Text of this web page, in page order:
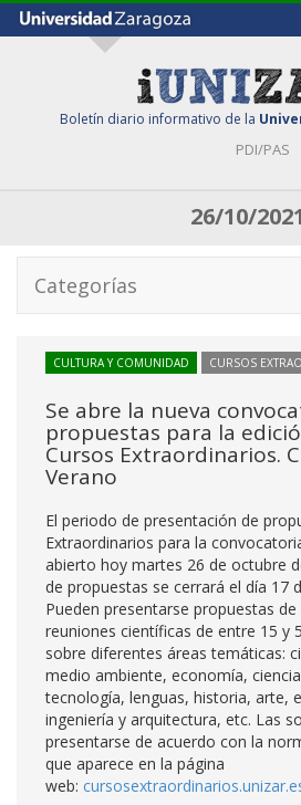
Boletín diario informativo de la
PDI/PAS
26/10/2021
Categorías
CULTURA Y COMUNIDAD CURSOS
Se abre la nueva
propuestas para la
Cursos Extraordinarios.
Verano
El periodo de presentación de
Extraordinarios para la
abierto hoy martes 26 de octubre
de propuestas se cerrará el día 17
Pueden presentarse propuestas
reuniones científicas de entre 15 y
sobre diferentes áreas temáticas:
medio ambiente, economía,
tecnología, lenguas, historia, arte,
ingeniería y arquitectura, etc. Las
presentarse de acuerdo con la
que aparece en la página
web: